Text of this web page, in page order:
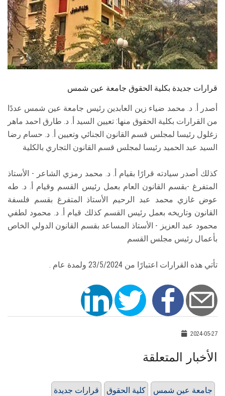
الدراسات العليا
الخريجين
الموظفون
سجل الان
قرارات جديدة بكلية الحقوق جامعة عين شمس
أصدر أ. د. محمد ضياء زين العابدين رئيس جامعة عين شمس عددًا
من القرارات بكلية الحقوق منها: تعيين السيد أ. د. طارق احمد ماهر
زغلول رئيسا لمجلس قسم القانون الجنائي وتعيين أ. د. حسام رضا
السيد عبد الحميد رئيسا لمجلس قسم القانون التجاري بالكلية
كذلك أصدر سيادته قرارًا بقيام أ. د. محمد رمزي الشاعر - الأستاذ
المتفرغ -بقسم القانون العام بعمل رئيس القسم وقيام أ. د. طه
عوض غازي محمد عبد الرحيم الأستاذ المتفرغ بقسم فلسفة
القانون وتاريخه بعمل رئيس القسم كذلك قيام أ. د. محمود لطفي
محمود عبد العزيز - الأستاذ المساعد بقسم القانون الدولي الخاص
بأعمال رئيس مجلس القسم
تأتي هذه القرارات اعتبارًا من 23/5/2024 ولمدة عام .
2024-05-27
الأخبار المتعلقة
قرارات جديدة كلية الحقوق جامعة عين شمس